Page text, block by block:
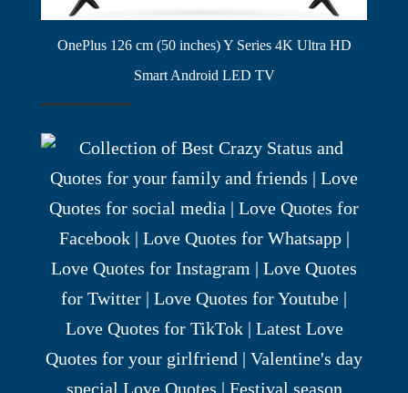
OnePlus 126 cm (50 inches) Y Series 4K Ultra HD
Smart Android LED TV